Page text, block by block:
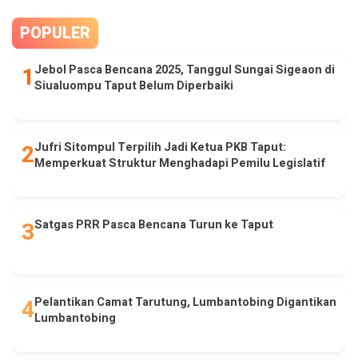
POPULER
Jebol Pasca Bencana 2025, Tanggul Sungai Sigeaon di
Siualuompu Taput Belum Diperbaiki
Jufri Sitompul Terpilih Jadi Ketua PKB Taput:
Memperkuat Struktur Menghadapi Pemilu Legislatif
Satgas PRR Pasca Bencana Turun ke Taput
Pelantikan Camat Tarutung, Lumbantobing Digantikan
Lumbantobing